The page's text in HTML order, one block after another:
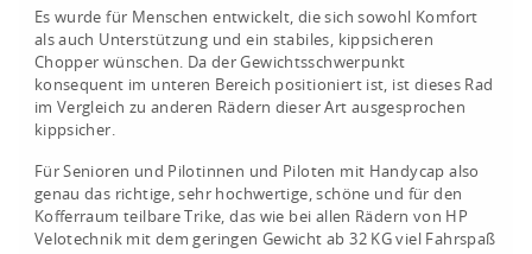
Es wurde für Menschen entwickelt, die sich sowohl Komfort
als auch Unterstützung und ein stabiles, kippsicheren
Chopper wünschen. Da der Gewichtsschwerpunkt
konsequent im unteren Bereich positioniert ist, ist dieses Rad
im Vergleich zu anderen Rädern dieser Art ausgesprochen
kippsicher.
Für Senioren und Pilotinnen und Piloten mit Handycap also
genau das richtige, sehr hochwertige, schöne und für den
Kofferraum teilbare Trike, das wie bei allen Rädern von HP
Velotechnik mit dem geringen Gewicht ab 32 KG viel Fahrspaß